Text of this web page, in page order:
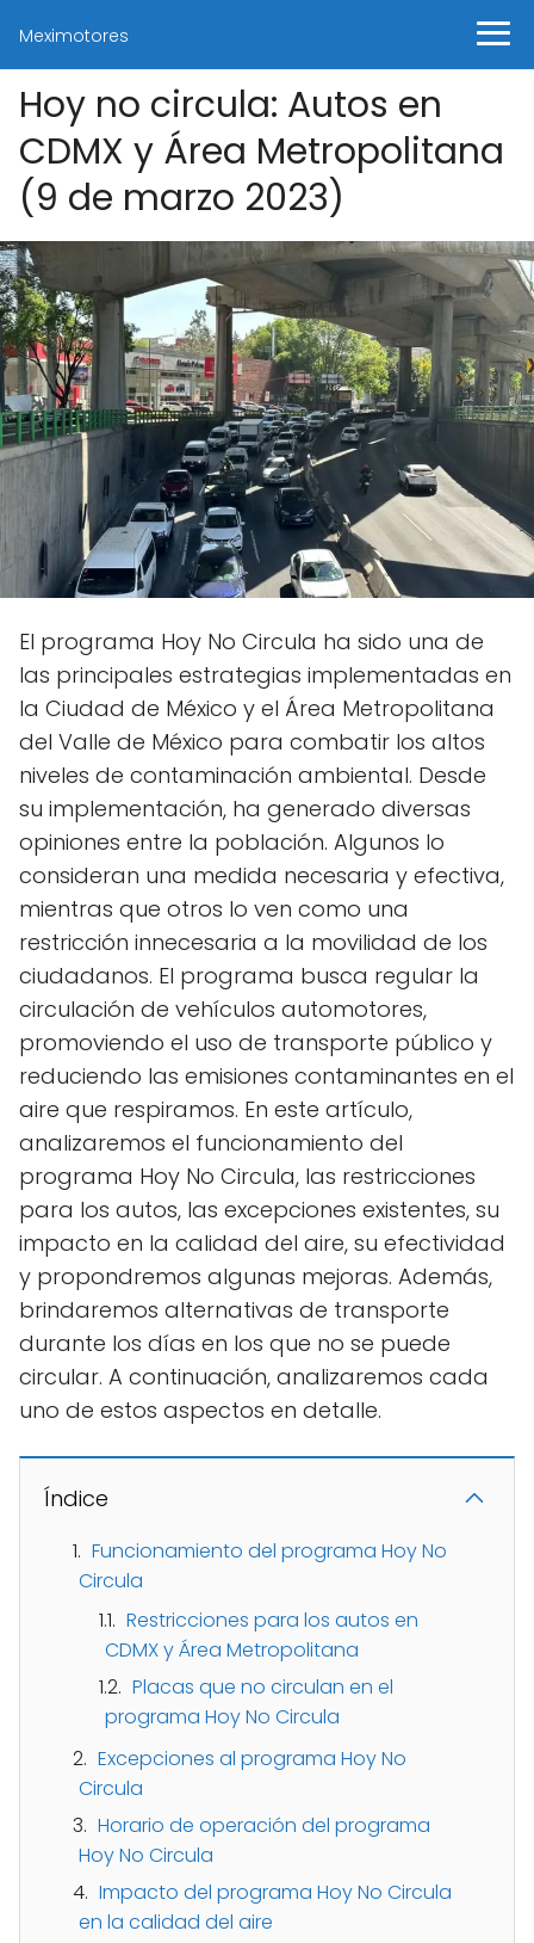
Meximotores
Hoy no circula: Autos en
CDMX y Área Metropolitana
(9 de marzo 2023)
El programa Hoy No Circula ha sido una de
las principales estrategias implementadas en
la Ciudad de México y el Área Metropolitana
del Valle de México para combatir los altos
niveles de contaminación ambiental. Desde
su implementación, ha generado diversas
opiniones entre la población. Algunos lo
consideran una medida necesaria y efectiva,
mientras que otros lo ven como una
restricción innecesaria a la movilidad de los
ciudadanos. El programa busca regular la
circulación de vehículos automotores,
promoviendo el uso de transporte público y
reduciendo las emisiones contaminantes en el
aire que respiramos. En este artículo,
analizaremos el funcionamiento del
programa Hoy No Circula, las restricciones
para los autos, las excepciones existentes, su
impacto en la calidad del aire, su efectividad
y propondremos algunas mejoras. Además,
brindaremos alternativas de transporte
durante los días en los que no se puede
circular. A continuación, analizaremos cada
uno de estos aspectos en detalle.
Índice
Funcionamiento del programa Hoy No
Circula
Restricciones para los autos en
CDMX y Área Metropolitana
Placas que no circulan en el
programa Hoy No Circula
Excepciones al programa Hoy No
Circula
Horario de operación del programa
Hoy No Circula
Impacto del programa Hoy No Circula
en la calidad del aire